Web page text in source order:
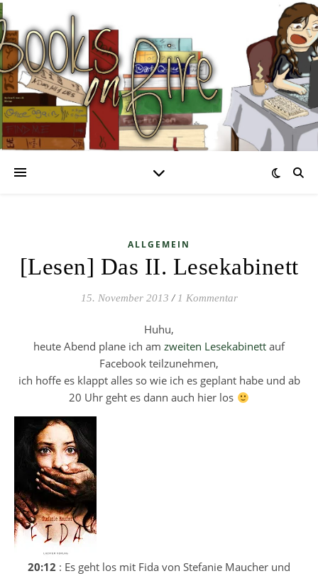
ALLGEMEIN
[Lesen] Das II. Lesekabinett
15. November 2013 / 1 Kommentar
Huhu,
heute Abend plane ich am zweiten Lesekabinett auf
Facebook teilzunehmen,
ich hoffe es klappt alles so wie ich es geplant habe und ab
20 Uhr geht es dann auch hier los
20:12 : Es geht los mit Fida von Stefanie Maucher und